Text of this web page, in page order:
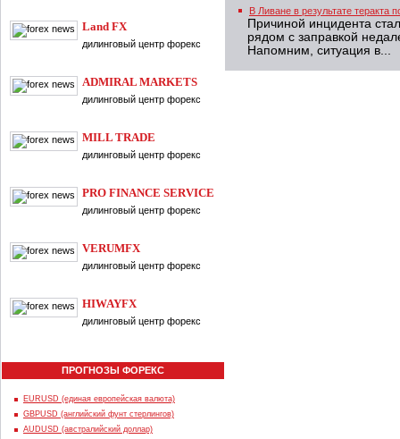
Land FX
дилинговый центр форекс
ADMIRAL MARKETS
дилинговый центр форекс
MILL TRADE
дилинговый центр форекс
PRO FINANCE SERVICE
дилинговый центр форекс
VERUMFX
дилинговый центр форекс
HIWAYFX
дилинговый центр форекс
ПРОГНОЗЫ ФОРЕКС
EURUSD (единая европейская валюта)
GBPUSD (английский фунт стерлингов)
AUDUSD (австралийский доллар)
В Ливане в результате теракта
Причиной инцидента
рядом с заправкой
Напомним, ситуация в...